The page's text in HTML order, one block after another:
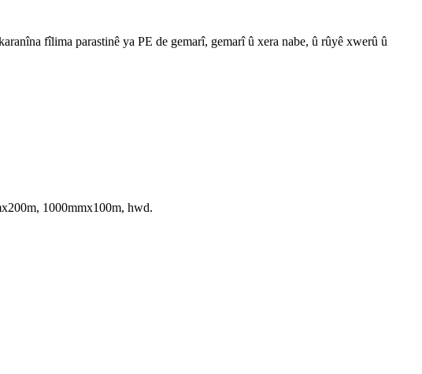
fîlima parastinê ya PE de gemarî, gemarî û xera nabe, û rûyê xwerû û
1000mmx100m, hwd.